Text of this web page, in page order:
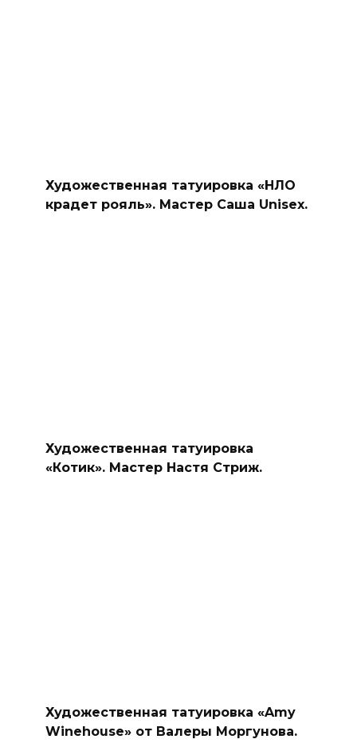
Художественная татуировка «НЛО
крадет рояль». Мастер Саша Unisex.
Художественная татуировка
«Котик». Мастер Настя Стриж.
Художественная татуировка «Amy
Winehouse» от Валеры Моргунова.